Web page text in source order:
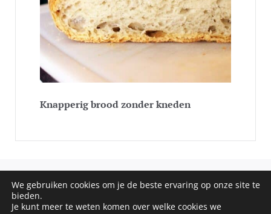
Knapperig brood zonder kneden
COPYRIGHT © 2020 - 2026 SOS RECEPTEN. ALL RIGHTS
RESERVED
We gebruiken cookies om je de beste ervaring op onze site te
bieden.
Je kunt meer te weten komen over welke cookies we